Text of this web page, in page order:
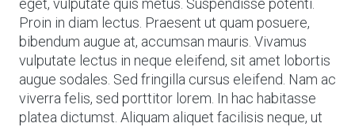
eget, vulputate quis metus. Suspendisse potenti.
Proin in diam lectus. Praesent ut quam posuere,
bibendum augue at, accumsan mauris. Vivamus
vulputate lectus in neque eleifend, sit amet lobortis
augue sodales. Sed fringilla cursus eleifend. Nam ac
viverra felis, sed porttitor lorem. In hac habitasse
platea dictumst. Aliquam aliquet facilisis neque, ut